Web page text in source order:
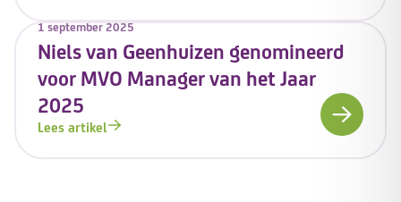
Niels van Geenhuizen genomineerd
voor MVO Manager van het Jaar
2025
1 september 2025
Lees artikel